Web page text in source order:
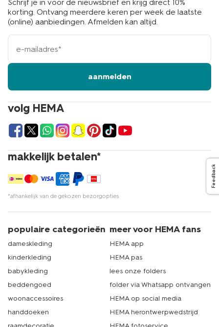
volg HEMA
makkelijk betalen*
*afhankelijk van de gekozen bezorgopties
Schrijf je in voor de nieuwsbrief en krijg direct 10%
korting. Ontvang meerdere keren per week de laatste
(online) aanbiedingen. Afmelden kan altijd.
e-
mailadres
aanmelden
populaire categorieën
dameskleding
kinderkleding
babykleding
beddengoed
woonaccessoires
handdoeken
meer voor HEMA fans
HEMA app
HEMA pas
lees onze folders
folder via Whatsapp ontvangen
HEMA op social media
HEMA herontwerpwedstrijd
Feedback